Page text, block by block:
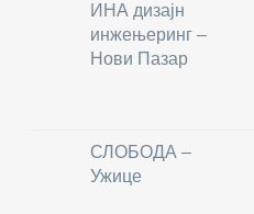
ИНА дизајн
инжењеринг –
Нови Пазар
СЛОБОДА –
Ужице